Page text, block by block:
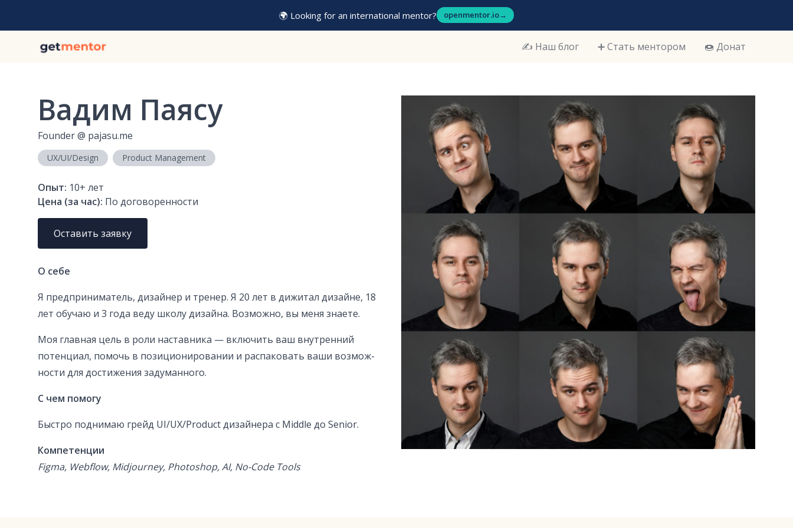
🌍 Looking for an international mentor? openmentor.io→
✍️ Наш блог ➕ Стать ментором 🍩 Донат
Вадим Паясу
Founder@ pajasu.me
UX/UI/Design Product Management
Опыт: 10+ лет
Цена (за час): По договоренности
Оставить заявку
О себе
Я предпри­ниматель, дизайнер и тренер. Я 20 лет в дижитал дизайне, 18
лет обучаю и 3 года веду школу дизайна. Возможно, вы меня знаете.
Моя главная цель в роли настав­ника — вклю­чить ваш внут­ренний
потенциал, помочь в пози­цио­ни­рова­нии и рас­па­ковать ваши возмож­
ности для достижения задуман­ного.
С чем помогу
Быстро поднимаю грейд UI/UX/Product дизайнера с Middle до Senior.
Компетенции
Figma, Webflow, Midjourney, Photoshop, AI, No-Code Tools